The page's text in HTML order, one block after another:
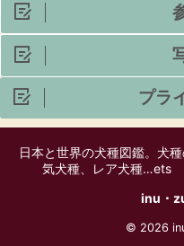
プラ
日本と世界の犬種図鑑。犬
気犬種、レア犬種…ets
inu・
© 2026